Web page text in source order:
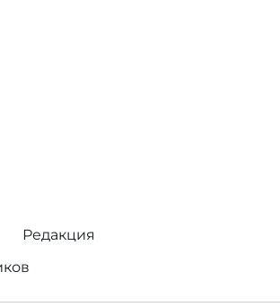
Редакция